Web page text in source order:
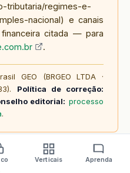
tributaria/regimes-e-
nacional) e canais
citada — para
.
GEO (BRGEO LTDA ·
Política de correção:
editorial: processo
.
Verticais Aprenda